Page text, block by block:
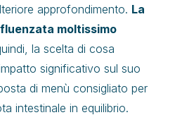
approfondimento. La
moltissimo
la scelta di cosa
significativo sul suo
di menù consigliato per
intestinale in equilibrio.